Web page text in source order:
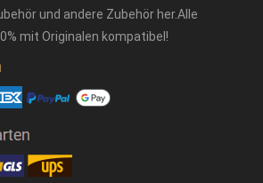
und andere Zubehör her.Alle
mit Originalen kompatibel!